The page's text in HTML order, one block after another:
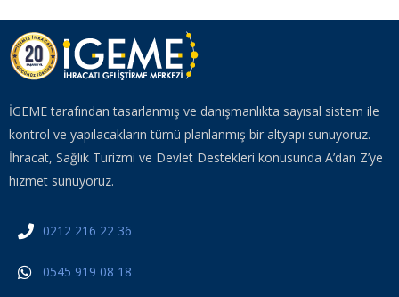
İGEME tarafından tasarlanmış ve danışmanlıkta sayısal sistem ile
kontrol ve yapılacakların tümü planlanmış bir altyapı sunuyoruz.
İhracat, Sağlık Turizmi ve Devlet Destekleri konusunda A’dan Z’ye
hizmet sunuyoruz.
0212 216 22 36
0545 919 08 18